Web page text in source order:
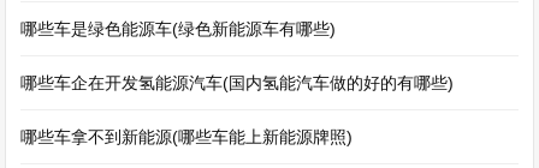
哪些车是绿色能源车(绿色新能源车有哪些)
哪些车企在开发氢能源汽车(国内氢能汽车做的好的有哪些)
哪些车拿不到新能源(哪些车能上新能源牌照)